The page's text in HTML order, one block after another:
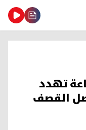
تهدد
القصف